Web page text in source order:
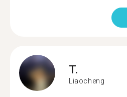
T.
Liaocheng